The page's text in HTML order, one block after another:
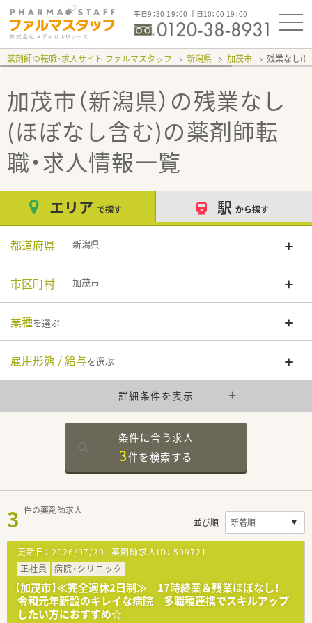
平日9：30-19：00 土日10：00-19：00
薬剤師の転職・求人サイト ファルマスタッフ 新潟県 加茂市 残業なし(
加茂市（新潟県）の残業なし
(ほぼなし含む)の薬剤師転
職・求人情報一覧
エリア で探す 駅 から探す
都道府県 新潟県
市区町村 加茂市
業種を選ぶ
雇用形態 / 給与を選ぶ
詳細条件を表示
条件に合う求人
3件を検索する
3 件の薬剤師求人
並び順
更新日： 2026/07/30 薬剤師求人ID： 509721
正社員
病院・クリニック
【加茂市】≪完全週休2日制≫ 17時終業＆残業ほぼなし！
令和元年新設のキレイな病院 多職種連携でスキルアップ
したい方におすすめ☆